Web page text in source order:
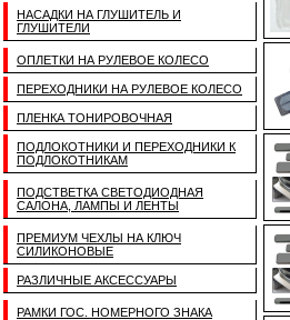
НАСАДКИ НА ГЛУШИТЕЛЬ И
ГЛУШИТЕЛИ
ОПЛЕТКИ НА РУЛЕВОЕ КОЛЕСО
ПЕРЕХОДНИКИ НА РУЛЕВОЕ КОЛЕСО
ПЛЕНКА ТОНИРОВОЧНАЯ
ПОДЛОКОТНИКИ И ПЕРЕХОДНИКИ К
ПОДЛОКОТНИКАМ
ПОДСТВЕТКА СВЕТОДИОДНАЯ
САЛОНА, ЛАМПЫ И ЛЕНТЫ
ПРЕМИУМ ЧЕХЛЫ НА КЛЮЧ
СИЛИКОНОВЫЕ
РАЗЛИЧНЫЕ АКСЕССУАРЫ
РАМКИ ГОС. НОМЕРНОГО ЗНАКА